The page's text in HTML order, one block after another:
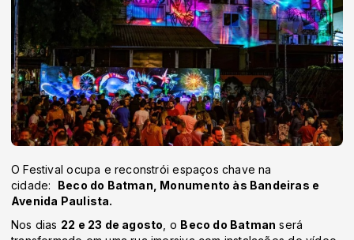
O Festival ocupa e reconstrói espaços chave na
cidade: Beco do Batman, Monumento às Bandeiras e
Avenida Paulista.
Nos dias 22 e 23 de agosto , o Beco do Batman será